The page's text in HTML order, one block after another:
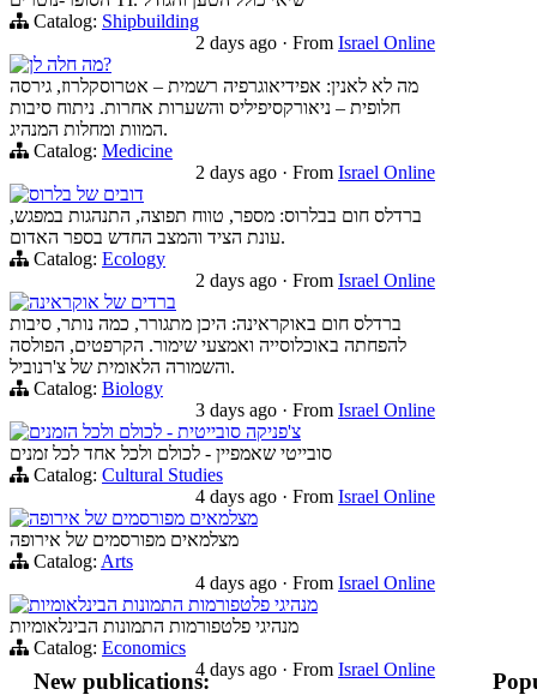
Catalog: Shipbuilding
2 days ago · From Israel Online
מה חלה לן?
מה לא לאנין: אפידיאוגרפיה רשמית – אטרוסקלרוז, גירסה
חלופית – ניאורקסיפיליס והשערות אחרות. ניתוח סיבות
המוות ומחלות המנהיג.
Catalog: Medicine
2 days ago · From Israel Online
דובים של בלרוס
ברדלס חום בבלרוס: מספר, טווח תפוצה, התנהגות במפגש,
עונת הציד והמצב החדש בספר האדום.
Catalog: Ecology
2 days ago · From Israel Online
ברדים של אוקראינה
ברדלס חום באוקראינה: היכן מתגורר, כמה נותר, סיבות
להפחתה באוכלוסייה ואמצעי שימור. הקרפטים, הפולסה
והשמורה הלאומית של צ'רנוביל.
Catalog: Biology
3 days ago · From Israel Online
צ'פניקה סובייטית - לכולם ולכל הזמנים
סובייטי שאמפיין - לכולם ולכל אחד לכל זמנים
Catalog: Cultural Studies
4 days ago · From Israel Online
מצלמאים מפורסמים של אירופה
מצלמאים מפורסמים של אירופה
Catalog: Arts
4 days ago · From Israel Online
מנהיגי פלטפורמות התמונות הבינלאומיות
מנהיגי פלטפורמות התמונות הבינלאומיות
Catalog: Economics
4 days ago · From Israel Online
New publications: